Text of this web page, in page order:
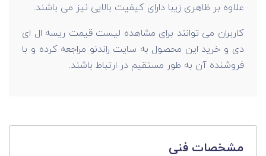
علاوه بر ظاهری زیبا دارای کیفیت بالایی نیز می باشند.
کاربران می توانند برای مشاهده لیست قیمت ریسه ال ای
دی و خرید این محصول به سایت راندنو مراجعه کرده و با
فروشنده آن به طور مستقیم در ارتباط باشند.
مشخصات فنی